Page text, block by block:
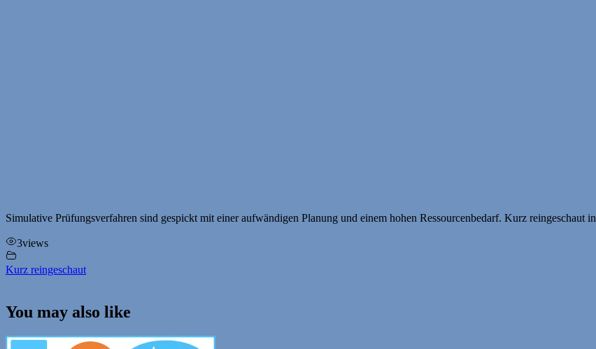
Simulative Prüfungsverfahren sind gespickt mit einer aufwändigen Planung und einem hohen Ressourcenbedarf. Kurz reingeschaut in
3views
Kurz reingeschaut
You may also like